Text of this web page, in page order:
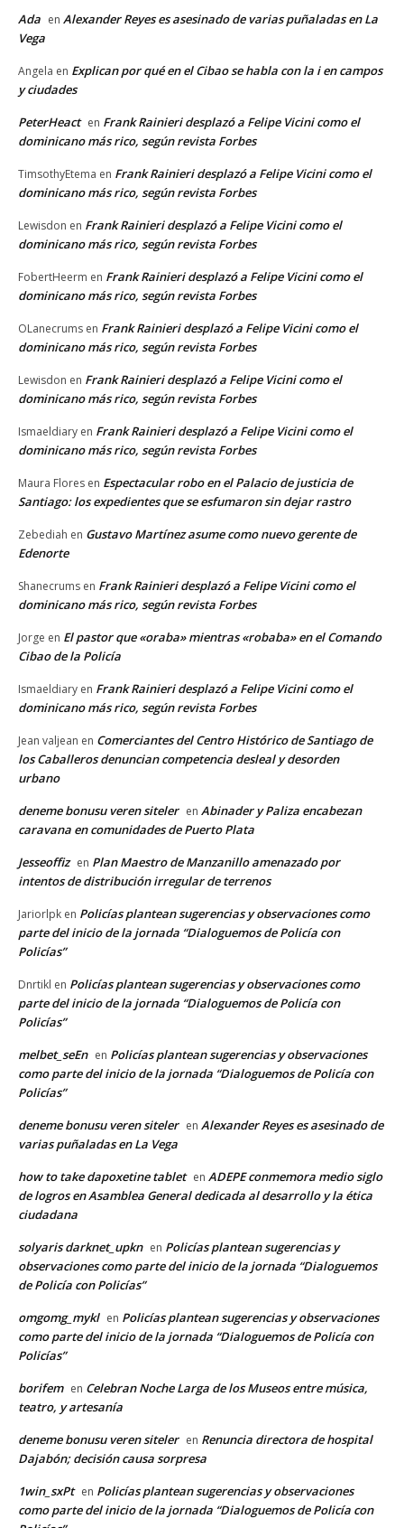
Ada en Alexander Reyes es asesinado de varias puñaladas en La
Vega
Angela en Explican por qué en el Cibao se habla con la i en campos
y ciudades
PeterHeact en Frank Rainieri desplazó a Felipe Vicini como el
dominicano más rico, según revista Forbes
TimsothyEtema en Frank Rainieri desplazó a Felipe Vicini como el
dominicano más rico, según revista Forbes
Lewisdon en Frank Rainieri desplazó a Felipe Vicini como el
dominicano más rico, según revista Forbes
FobertHeerm en Frank Rainieri desplazó a Felipe Vicini como el
dominicano más rico, según revista Forbes
OLanecrums en Frank Rainieri desplazó a Felipe Vicini como el
dominicano más rico, según revista Forbes
Lewisdon en Frank Rainieri desplazó a Felipe Vicini como el
dominicano más rico, según revista Forbes
Ismaeldiary en Frank Rainieri desplazó a Felipe Vicini como el
dominicano más rico, según revista Forbes
Maura Flores en Espectacular robo en el Palacio de justicia de
Santiago: los expedientes que se esfumaron sin dejar rastro
Zebediah en Gustavo Martínez asume como nuevo gerente de
Edenorte
Shanecrums en Frank Rainieri desplazó a Felipe Vicini como el
dominicano más rico, según revista Forbes
Jorge en El pastor que «oraba» mientras «robaba» en el Comando
Cibao de la Policía
Ismaeldiary en Frank Rainieri desplazó a Felipe Vicini como el
dominicano más rico, según revista Forbes
Jean valjean en Comerciantes del Centro Histórico de Santiago de
los Caballeros denuncian competencia desleal y desorden
urbano
deneme bonusu veren siteler en Abinader y Paliza encabezan
caravana en comunidades de Puerto Plata
Jesseoffiz en Plan Maestro de Manzanillo amenazado por
intentos de distribución irregular de terrenos
Jariorlpk en Policías plantean sugerencias y observaciones como
parte del inicio de la jornada “Dialoguemos de Policía con
Policías”
Dnrtikl en Policías plantean sugerencias y observaciones como
parte del inicio de la jornada “Dialoguemos de Policía con
Policías”
melbet_seEn en Policías plantean sugerencias y observaciones
como parte del inicio de la jornada “Dialoguemos de Policía con
Policías”
deneme bonusu veren siteler en Alexander Reyes es asesinado de
varias puñaladas en La Vega
how to take dapoxetine tablet en ADEPE conmemora medio siglo
de logros en Asamblea General dedicada al desarrollo y la ética
ciudadana
solyaris darknet_upkn en Policías plantean sugerencias y
observaciones como parte del inicio de la jornada “Dialoguemos
de Policía con Policías”
omgomg_mykl en Policías plantean sugerencias y observaciones
como parte del inicio de la jornada “Dialoguemos de Policía con
Policías”
borifem en Celebran Noche Larga de los Museos entre música,
teatro, y artesanía
deneme bonusu veren siteler en Renuncia directora de hospital
Dajabón; decisión causa sorpresa
1win_sxPt en Policías plantean sugerencias y observaciones
como parte del inicio de la jornada “Dialoguemos de Policía con